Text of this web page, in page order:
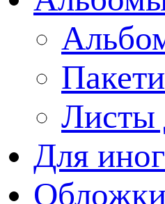
Листы
Для
Обложки